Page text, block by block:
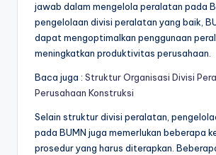
jawab dalam mengelola peralatan pada
pengelolaan divisi peralatan yang baik,
dapat mengoptimalkan penggunaan
meningkatkan produktivitas perusahaan.
Baca juga : Struktur Organisasi Divisi
Perusahaan Konstruksi
Selain struktur divisi peralatan,
pada BUMN juga memerlukan beberapa
prosedur yang harus diterapkan.